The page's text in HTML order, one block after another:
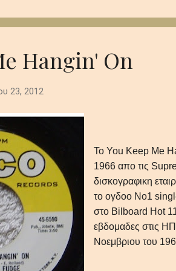
synths το πιάνο και τα έγχορδα
Hangin' On
23, 2012
Το You Keep Me
1966 απο τις
δισκογραφικη
το ογδοο Νο1
στο Bilboard Hot
εβδομαδες στις
Νοεμβριου του